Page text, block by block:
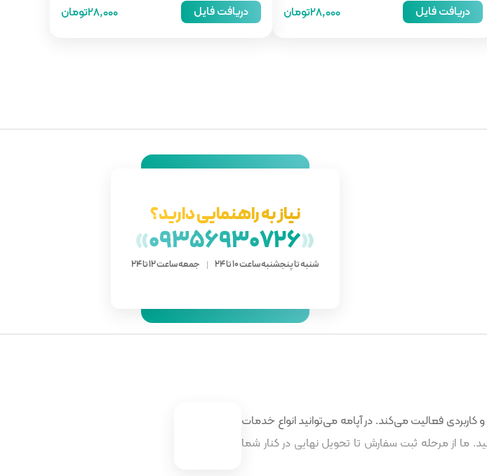
دریافت فایل
28,000تومان
دریافت فایل
28,000تومان
نیاز به راهنمایی دارید؟
«
09356930726
»
شنبه تا پنجشنبه ساعت 10 تا 24 جمعه ساعت 12 تا 24
فعالیت می‌کند. در آپامه می‌توانید انواع خدمات
ما از مرحله ثبت سفارش تا تحویل نهایی در کنار شما